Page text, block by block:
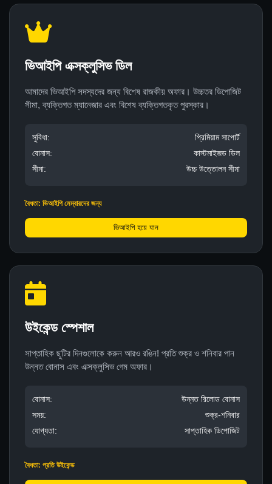
ভিআইপি এক্সক্লুসিভ ডিল
আমাদের ভিআইপি সদস্যদের জন্য বিশেষ রাজকীয় অফার। উচ্চতর ডিপোজিট
সীমা, ব্যক্তিগত ম্যানেজার এবং বিশেষ ব্যক্তিগতকৃত পুরস্কার।
সুবিধা:
প্রিমিয়াম সাপোর্ট
বোনাস:
কাস্টমাইজড ডিল
সীমা:
উচ্চ উত্তোলন সীমা
বৈধতা: ভিআইপি মেম্বারদের জন্য
ভিআইপি হয়ে যান
উইকেন্ড স্পেশাল
সাপ্তাহিক ছুটির দিনগুলোকে করুন আরও রঙিন! প্রতি শুক্র ও শনিবার পান
উন্নত বোনাস এবং এক্সক্লুসিভ গেম অফার।
বোনাস:
উন্নত রিলোড বোনাস
সময়:
শুক্র-শনিবার
যোগ্যতা:
সাপ্তাহিক ডিপোজিট
বৈধতা: প্রতি উইকেন্ড